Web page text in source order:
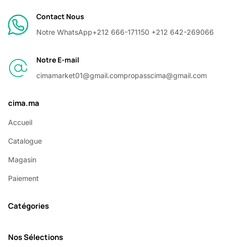
Contact Nous
Notre WhatsApp+212 666-171150 +212 642-269066
Notre E-mail
cimamarket01@gmail.compropasscima@gmail.com
cima.ma
Accueil
Catalogue
Magasin
Paiement
Catégories
Nos Sélections